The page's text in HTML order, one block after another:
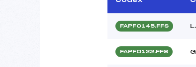
FAPF0145.FFS
FAPF0122.FFS